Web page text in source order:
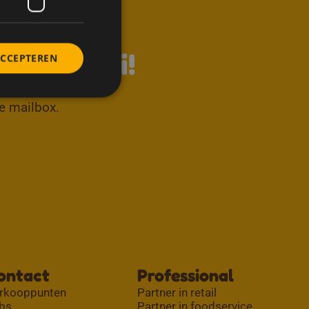
van Meli!
mailbox.
Professional
Partner in retail
Partner in foodservice